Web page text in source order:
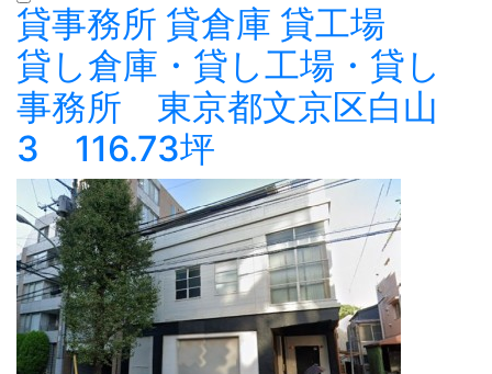
貸事務所 貸倉庫 貸工場
貸し倉庫・貸し工場・貸し
事務所 東京都文京区白山
3 116.73坪